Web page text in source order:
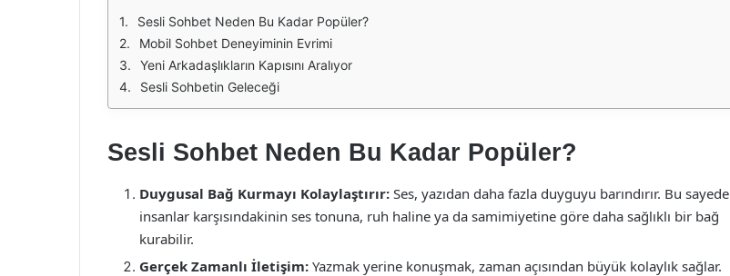
Sesli Sohbet Neden Bu Kadar Popüler?
Mobil Sohbet Deneyiminin Evrimi
Yeni Arkadaşlıkların Kapısını Aralıyor
Sesli Sohbetin Geleceği
Sesli Sohbet Neden Bu Kadar Popüler?
Duygusal Bağ Kurmayı Kolaylaştırır: Ses, yazıdan daha fazla duyguyu barındırır. Bu sayede
insanlar karşısındakinin ses tonuna, ruh haline ya da samimiyetine göre daha sağlıklı bir bağ
kurabilir.
Gerçek Zamanlı İletişim: Yazmak yerine konuşmak, zaman açısından büyük kolaylık sağlar.